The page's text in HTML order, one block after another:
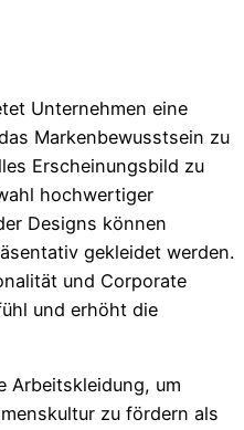
Unternehmen eine
Markenbewusstsein zu
Erscheinungsbild zu
hochwertiger
Designs können
gekleidet werden.
und Corporate
und erhöht die
Arbeitskleidung, um
zu fördern als